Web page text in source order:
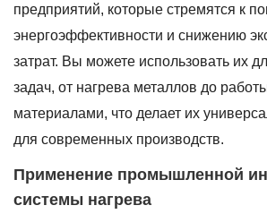
предприятий, которые стремятся к
энергоэффективности и снижению
затрат. Вы можете использовать их
задач, от нагрева металлов до
материалами, что делает их
для современных производств.
Применение промышленной
системы нагрева